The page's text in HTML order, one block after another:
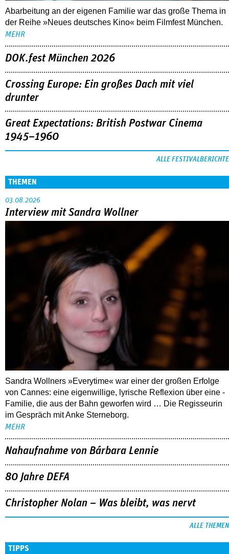
Abarbeitung an der eigenen Familie war das große Thema in
der Reihe »Neues deutsches Kino« beim Filmfest München.
MEHR
DOK.fest München 2026
Crossing Europe: Ein großes Dach mit viel
drunter
Great Expectations: British Postwar Cinema
1945–1960
ALLE FESTIVALBERICHTE
THEMEN
03.08.2026
Interview mit Sandra Wollner
Sandra Wollners »Everytime« war einer der großen Erfolge
von Cannes: eine eigenwillige, lyrische Reflexion über eine ­
Familie, die aus der Bahn geworfen wird … Die Regisseurin
im Gespräch mit Anke Sterneborg.
MEHR
Nahaufnahme von Bárbara Lennie
80 Jahre DEFA
Christopher Nolan – Was bleibt, was nervt
ALLE THEMEN
TIPPS